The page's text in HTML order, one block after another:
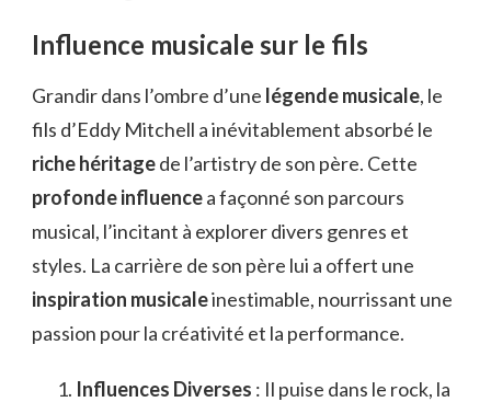
Influence musicale sur le fils
Grandir dans l’ombre d’une légende musicale, le
fils d’Eddy Mitchell a inévitablement absorbé le
riche héritagede l’artistry de son père. Cette
profonde influencea façonné son parcours
musical, l’incitant à explorer divers genres et
styles. La carrière de son père lui a offert une
inspiration musicaleinestimable, nourrissant une
passion pour la créativité et la performance.
Influences Diverses : Il puise dans le rock, la